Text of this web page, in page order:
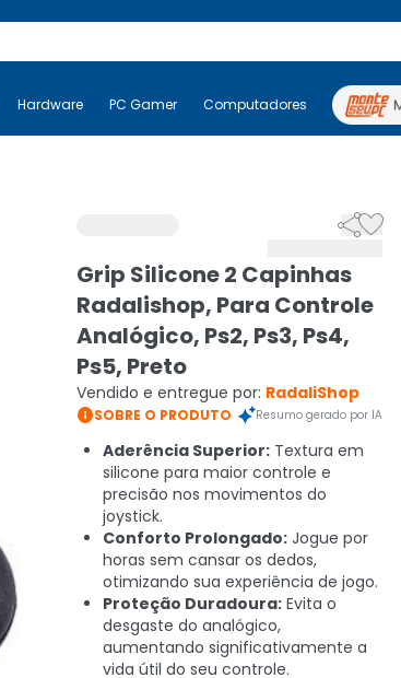
Black Ninja Hardware PC Gamer Computadores
Hardware PC Gamer Computadores Periféricos

Grip Silicone 2 Capinhas
Radalishop, Para Controle
Analógico, Ps2, Ps3, Ps4,
Ps5, Preto
Vendido e entregue por: RadaliShop
SOBRE O PRODUTO Resumo gerado por IA
Aderência Superior: Textura em
silicone para maior controle e
precisão nos movimentos do
joystick.
Conforto Prolongado: Jogue por
horas sem cansar os dedos,
otimizando sua experiência de jogo.
Proteção Duradoura: Evita o
desgaste do analógico,
aumentando significativamente a
vida útil do seu controle.